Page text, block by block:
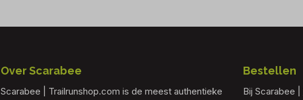
Over Scarabee
Scarabee | Trailrunshop.com is de meest authentieke
Bestellen
Bij Scarabee |